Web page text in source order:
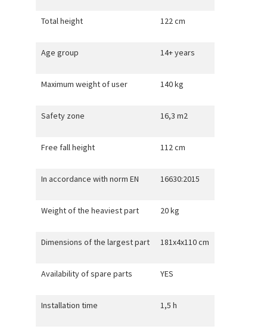
Total height 122 cm
Age group 14+ years
Maximum weight of user 140 kg
Safety zone 16,3 m2
Free fall height 112 cm
In accordance with norm EN 16630:2015
Weight of the heaviest part 20 kg
Dimensions of the largest part 181x4x110 cm
Availability of spare parts YES
Installation time 1,5 h